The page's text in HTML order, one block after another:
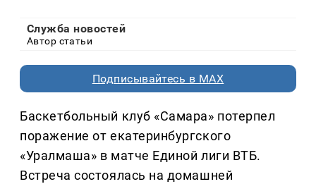
Служба новостей
Автор статьи
Подписывайтесь в MAX
Баскетбольный клуб «Самара» потерпел
поражение от екатеринбургского
«Уралмаша» в матче Единой лиги ВТБ.
Встреча состоялась на домашней